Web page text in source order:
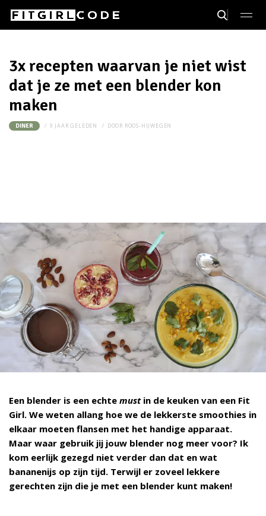
3x recepten waarvan je niet wist
dat je ze met een blender kon
maken
DINER 9 JAAR GELEDEN DOOR ROOS-HIJWEGEN
Een blender is een echte mustin de keuken van een Fit
Girl. We weten allang hoe we de lekkerste smoothies in
elkaar moeten flansen met het handige apparaat.
Maar waar gebruik jij jouw blender nog meer voor? Ik
kom eerlijk gezegd niet verder dan dat en wat
bananenijs op zijn tijd. Terwijl er zoveel lekkere
gerechten zijn die je met een blender kunt maken!